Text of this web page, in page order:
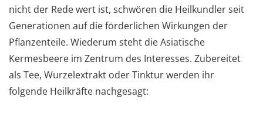
nicht der Rede wert ist, schwören die Heilkundler seit
Generationen auf die förderlichen Wirkungen der
Pflanzenteile. Wiederum steht die Asiatische
Kermesbeere im Zentrum des Interesses. Zubereitet
als Tee, Wurzelextrakt oder Tinktur werden ihr
folgende Heilkräfte nachgesagt: